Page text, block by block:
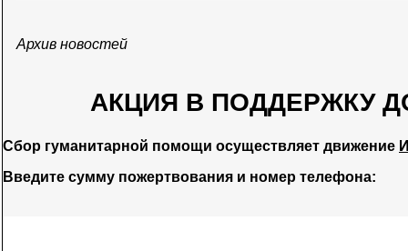
Архив новостей
АКЦИЯ В ПОДДЕРЖКУ
Сбор гуманитарной помощи осуществляет движение
Введите сумму пожертвования и номер телефона: